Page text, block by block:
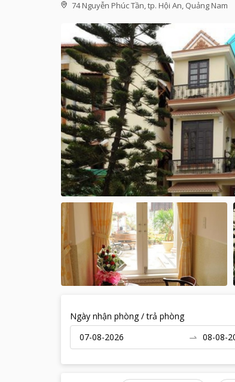
74 Nguyễn Phúc Tần, tp. Hội An, Quảng Nam
Ngày nhận phòng / trả phòng